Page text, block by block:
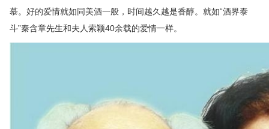
慕。好的爱情就如同美酒一般，时间越久越是香醇。就如“酒界泰
斗”秦含章先生和夫人索颖40余载的爱情一样。